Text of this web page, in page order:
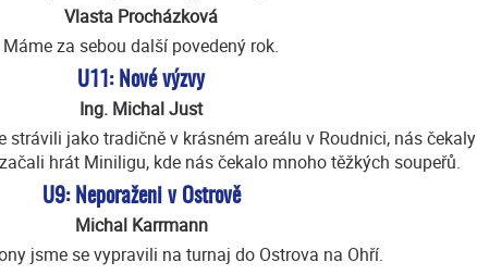
Vlasta Procházková
Máme za sebou další povedený rok.
U11: Nové výzvy
Ing. Michal Just
strávili jako tradičně v krásném areálu v Roudnici, nás čekaly
hrát Miniligu, kde nás čekalo mnoho těžkých soupeřů.
U9: Neporaženi v Ostrově
Michal Karrmann
jsme se vypravili na turnaj do Ostrova na Ohří.